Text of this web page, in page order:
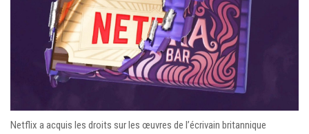
Netflix a acquis les droits sur les œuvres de l’écrivain britannique